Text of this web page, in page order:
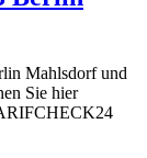
Mahlsdorf und
Sie hier